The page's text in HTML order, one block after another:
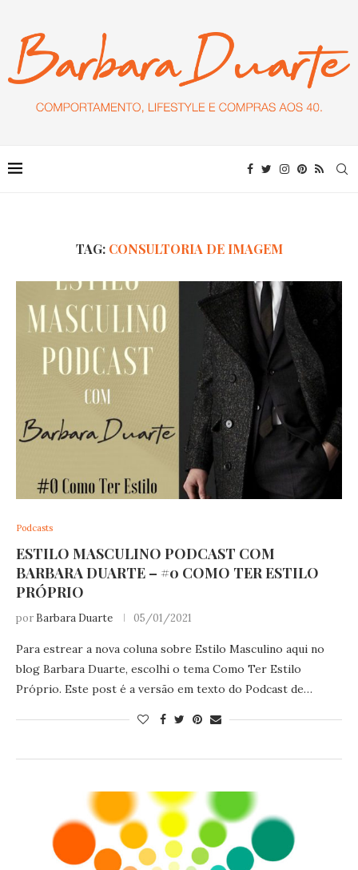
TAG: CONSULTORIA DE IMAGEM
Podcasts
ESTILO MASCULINO PODCAST COM
BARBARA DUARTE – #0 COMO TER ESTILO
PRÓPRIO
por Barbara Duarte 05/01/2021
Para estrear a nova coluna sobre Estilo Masculino aqui no
blog Barbara Duarte, escolhi o tema Como Ter Estilo
Próprio. Este post é a versão em texto do Podcast de…